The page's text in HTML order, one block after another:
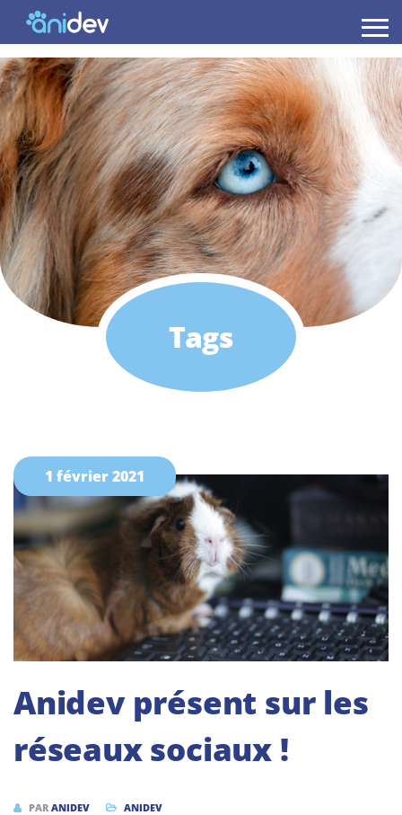
Tags
1 février 2021
Anidev présent sur les
réseaux sociaux !
PAR ANIDEV ANIDEV